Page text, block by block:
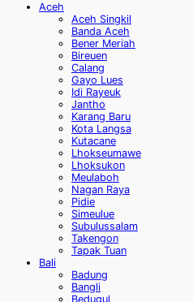
Aceh
Aceh Singkil
Banda Aceh
Bener Meriah
Bireuen
Calang
Gayo Lues
Idi Rayeuk
Jantho
Karang Baru
Kota Langsa
Kutacane
Lhokseumawe
Lhoksukon
Meulaboh
Nagan Raya
Pidie
Simeulue
Subulussalam
Takengon
Tapak Tuan
Bali
Badung
Bangli
Bedugul